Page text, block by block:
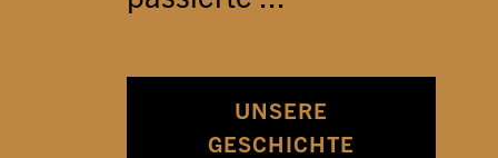
UNSERE
GESCHICHTE